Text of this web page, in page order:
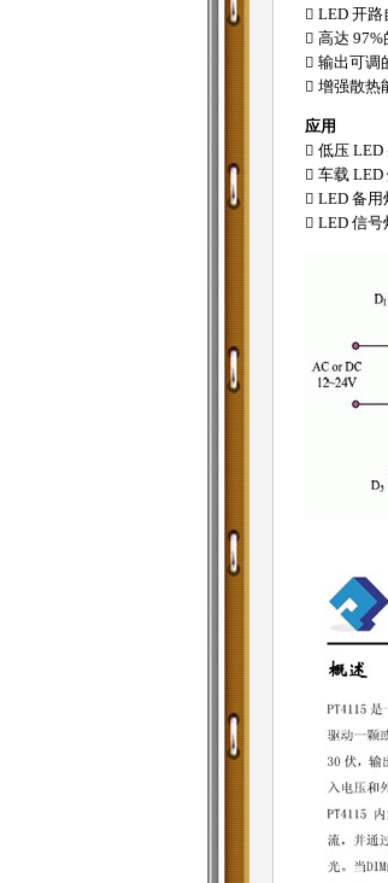
􀁺 LED 开路
􀁺 高达 97%
􀁺 输出可调
􀁺 增强散热
应用
􀁺 低压 LED
􀁺 车载 LED
􀁺 LED 备用
􀁺 LED 信号